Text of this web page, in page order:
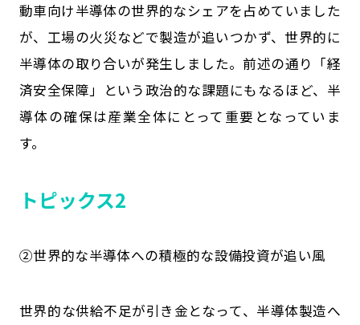
動車向け半導体の世界的なシェアを占めていました
が、工場の火災などで製造が追いつかず、世界的に
半導体の取り合いが発生しました。前述の通り「経
済安全保障」という政治的な課題にもなるほど、半
導体の確保は産業全体にとって重要となっていま
す。
トピックス2
②世界的な半導体への積極的な設備投資が追い風
世界的な供給不足が引き金となって、半導体製造へ